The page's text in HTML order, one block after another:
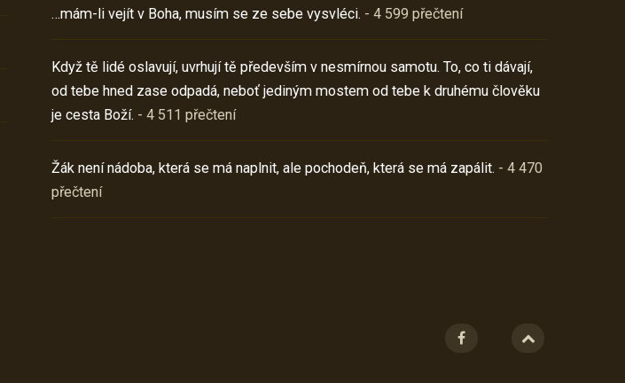
…mám-li vejít v Boha, musím se ze sebe vysvléci. - 4 599 přečtení
Když tě lidé oslavují, uvrhují tě především v nesmírnou samotu. To, co ti dávají,
od tebe hned zase odpadá, neboť jediným mostem od tebe k druhému člověku
je cesta Boží. - 4 511 přečtení
Žák není nádoba, která se má naplnit, ale pochodeň, která se má zapálit. - 4 470
přečtení